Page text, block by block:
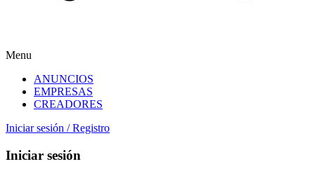
Menu
ANUNCIOS
EMPRESAS
CREADORES
Iniciar sesión / Registro
Iniciar sesión